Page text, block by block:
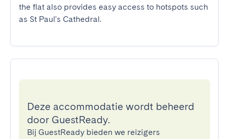
the flat also provides easy access to hotspots such
as St Paul's Cathedral.
Deze accommodatie wordt beheerd
door GuestReady.
Bij GuestReady bieden we reizigers